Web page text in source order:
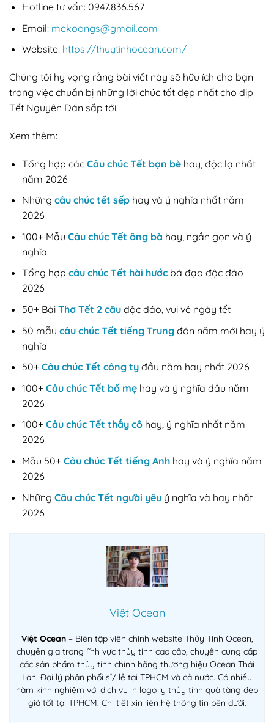
Hotline tư vấn: 0947.836.567
Email: mekoongs@gmail.com
Website: https://thuytinhocean.com/
Chúng tôi hy vọng rằng bài viết này sẽ hữu ích cho bạn
trong việc chuẩn bị những lời chúc tốt đẹp nhất cho dịp
Tết Nguyên Đán sắp tới!
Xem thêm:
Tổng hợp các Câu chúc Tết bạn bè hay, độc lạ nhất
năm 2026
Những câu chúc tết sếphay và ý nghĩa nhất năm
2026
100+ Mẫu Câu chúc Tết ông bà hay, ngắn gọn và ý
nghĩa
Tổng hợp câu chúc Tết hài hướcbá đạo độc đáo
2026
50+ Bài Thơ Tết 2 câuđộc đáo, vui vẻ ngày tết
50 mẫu câu chúc Tết tiếng Trungđón năm mới hay ý
nghĩa
50+ Câu chúc Tết công tyđầu năm hay nhất 2026
100+Câu chúc Tết bố mẹhay và ý nghĩa đầu năm
2026
100+ Câu chúc Tết thầy côhay, ý nghĩa nhất năm
2026
Mẫu 50+ Câu chúc Tết tiếng Anhhay và ý nghĩa năm
2026
Những Câu chúc Tết người yêuý nghĩa và hay nhất
2026
Việt Ocean
Việt Ocean– Biên tập viên chính website Thủy Tinh Ocean,
chuyên gia trong lĩnh vực thủy tinh cao cấp, chuyên cung cấp
các sản phẩm thủy tinh chính hãng thương hiệu Ocean Thái
Lan. Đại lý phân phối sỉ/ lẻ tại TPHCM và cả nước. Có nhiều
năm kinh nghiệm với dịch vụ in logo ly thủy tinh quà tặng đẹp
giá tốt tại TPHCM. Chi tiết xin liên hệ thông tin bên dưới.